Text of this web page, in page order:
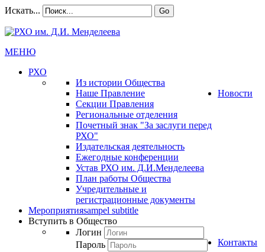
Искать... Go
МЕНЮ
РХО
Из истории Общества
Наше Правление
Секции Правления
Региональные отделения
Почетный знак "За заслуги перед
РХО"
Издательская деятельность
Ежегодные конференции
Устав РХО им. Д.И.Менделеева
План работы Общества
Учредительные и
регистрационные документы
Новости
Мероприятияsampel subtitle
Вступить в Общество
Логин
Пароль
Контакты